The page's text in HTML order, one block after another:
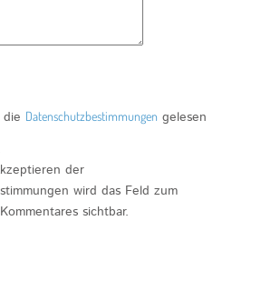
Datenschutzbestimmungen gelesen
der
wird das Feld zum
sichtbar.